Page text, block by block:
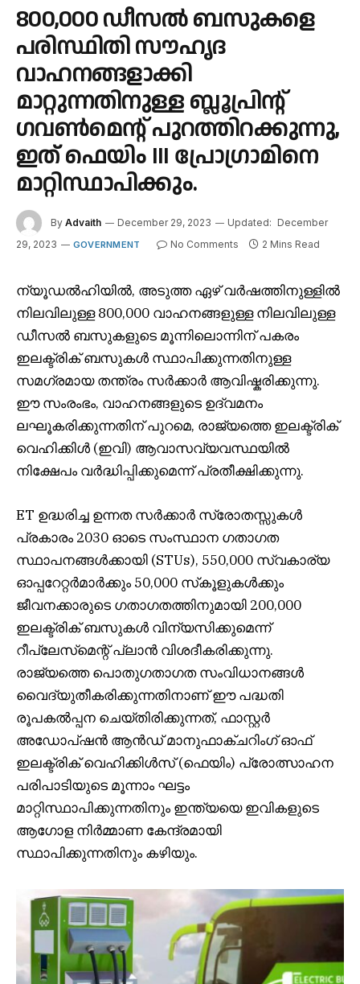
800,000 ഡീസൽ ബസുകളെ
പരിസ്ഥിതി സൗഹൃദ
വാഹനങ്ങളാക്കി
മാറ്റുന്നതിനുള്ള ബ്ലൂപ്രിന്റ്
ഗവൺമെന്റ് പുറത്തിറക്കുന്നു,
ഇത് ഫെയിം III പ്രോഗ്രാമിനെ
മാറ്റിസ്ഥാപിക്കും.
By Advaith December 29, 2023 Updated: December
29, 2023
GOVERNMENT No Comments 2 Mins Read
ന്യൂഡൽഹിയിൽ, അടുത്ത ഏഴ് വർഷത്തിനുള്ളിൽ
നിലവിലുള്ള 800,000 വാഹനങ്ങളുള്ള നിലവിലുള്ള
ഡീസൽ ബസുകളുടെ മൂന്നിലൊന്നിന് പകരം
ഇലക്ട്രിക് ബസുകൾ സ്ഥാപിക്കുന്നതിനുള്ള
സമഗ്രമായ തന്ത്രം സർക്കാർ ആവിഷ്കരിക്കുന്നു.
ഈ സംരംഭം, വാഹനങ്ങളുടെ ഉദ്‌വമനം
ലഘൂകരിക്കുന്നതിന് പുറമെ, രാജ്യത്തെ ഇലക്ട്രിക്
വെഹിക്കിൾ (ഇവി) ആവാസവ്യവസ്ഥയിൽ
നിക്ഷേപം വർദ്ധിപ്പിക്കുമെന്ന് പ്രതീക്ഷിക്കുന്നു.
ET ഉദ്ധരിച്ച ഉന്നത സർക്കാർ സ്രോതസ്സുകൾ
പ്രകാരം 2030 ഓടെ സംസ്ഥാന ഗതാഗത
സ്ഥാപനങ്ങൾക്കായി (STUs), 550,000 സ്വകാര്യ
ഓപ്പറേറ്റർമാർക്കും 50,000 സ്‌കൂളുകൾക്കും
ജീവനക്കാരുടെ ഗതാഗതത്തിനുമായി 200,000
ഇലക്ട്രിക് ബസുകൾ വിന്യസിക്കുമെന്ന്
റീപ്ലേസ്‌മെന്റ് പ്ലാൻ വിശദീകരിക്കുന്നു.
രാജ്യത്തെ പൊതുഗതാഗത സംവിധാനങ്ങൾ
വൈദ്യുതീകരിക്കുന്നതിനാണ് ഈ പദ്ധതി
രൂപകൽപ്പന ചെയ്തിരിക്കുന്നത്, ഫാസ്റ്റർ
അഡോപ്ഷൻ ആൻഡ് മാനുഫാക്ചറിംഗ് ഓഫ്
ഇലക്ട്രിക് വെഹിക്കിൾസ് (ഫെയിം) പ്രോത്സാഹന
പരിപാടിയുടെ മൂന്നാം ഘട്ടം
മാറ്റിസ്ഥാപിക്കുന്നതിനും ഇന്ത്യയെ ഇവികളുടെ
ആഗോള നിർമ്മാണ കേന്ദ്രമായി
സ്ഥാപിക്കുന്നതിനും കഴിയും.